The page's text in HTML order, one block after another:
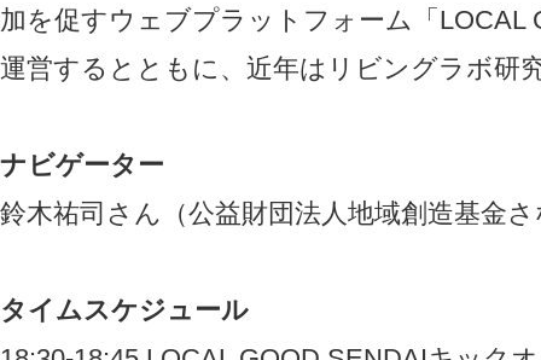
加を促すウェブプラットフォーム「LOCAL
運営するとともに、近年はリビングラボ研
ナビゲーター
鈴木祐司さん（公益財団法人地域創造基金
タイムスケジュール